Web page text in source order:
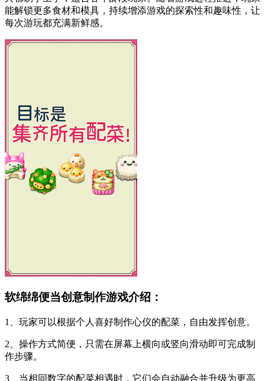
能解锁更多食材和模具，持续增添游戏的探索性和趣味性，让
每次游玩都充满新鲜感。
软绵绵便当创意制作游戏介绍：
1、玩家可以根据个人喜好制作心仪的配菜，自由发挥创意。
2、操作方式简便，只需在屏幕上横向或竖向滑动即可完成制
作步骤。
3、当相同数字的配菜相遇时，它们会自动融合并升级为更高